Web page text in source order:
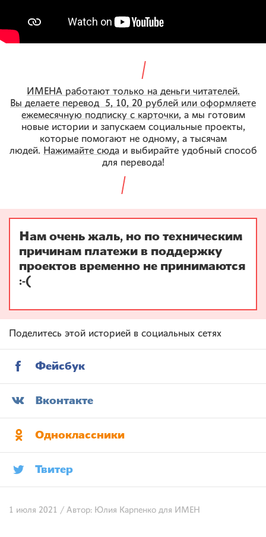
ИМЕНА работают только на деньги читателей.
Вы делаете перевод 5, 10, 20 рублей или оформляете
ежемесячную подписку с карточки, а мы готовим
новые истории и запускаем социальные проекты,
которые помогают не одному, а тысячам
людей. Нажимайте сюдаи выбирайте удобный способ
для перевода!
Нам очень жаль, но по техническим
причинам платежи в поддержку
проектов временно не принимаются
:-(
Поделитесь этой историей в социальных сетях
Фейсбук
Вконтакте
Одноклассники
Твитер
1 июля 2021 / Автор: Юлия Карпенко для ИМЕН